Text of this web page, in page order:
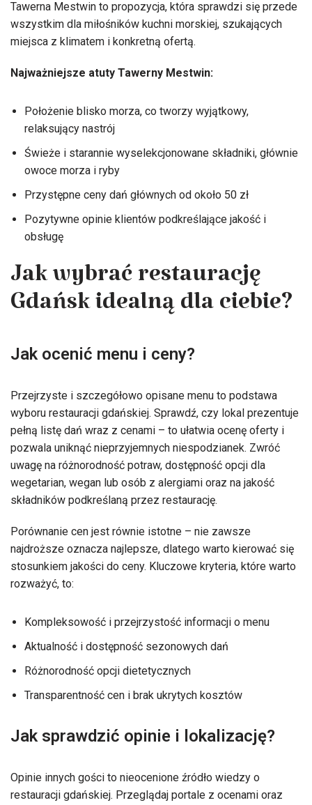
Tawerna Mestwin to propozycja, która sprawdzi się przede
wszystkim dla miłośników kuchni morskiej, szukających
miejsca z klimatem i konkretną ofertą.
Najważniejsze atuty Tawerny Mestwin:
Położenie blisko morza, co tworzy wyjątkowy,
relaksujący nastrój
Świeże i starannie wyselekcjonowane składniki, głównie
owoce morza i ryby
Przystępne ceny dań głównych od około 50 zł
Pozytywne opinie klientów podkreślające jakość i
obsługę
Jak wybrać restaurację
Gdańsk idealną dla ciebie?
Jak ocenić menu i ceny?
Przejrzyste i szczegółowo opisane menu to podstawa
wyboru restauracji gdańskiej. Sprawdź, czy lokal prezentuje
pełną listę dań wraz z cenami – to ułatwia ocenę oferty i
pozwala uniknąć nieprzyjemnych niespodzianek. Zwróć
uwagę na różnorodność potraw, dostępność opcji dla
wegetarian, wegan lub osób z alergiami oraz na jakość
składników podkreślaną przez restaurację.
Porównanie cen jest równie istotne – nie zawsze
najdroższe oznacza najlepsze, dlatego warto kierować się
stosunkiem jakości do ceny. Kluczowe kryteria, które warto
rozważyć, to:
Kompleksowość i przejrzystość informacji o menu
Aktualność i dostępność sezonowych dań
Różnorodność opcji dietetycznych
Transparentność cen i brak ukrytych kosztów
Jak sprawdzić opinie i lokalizację?
Opinie innych gości to nieocenione źródło wiedzy o
restauracji gdańskiej. Przeglądaj portale z ocenami oraz